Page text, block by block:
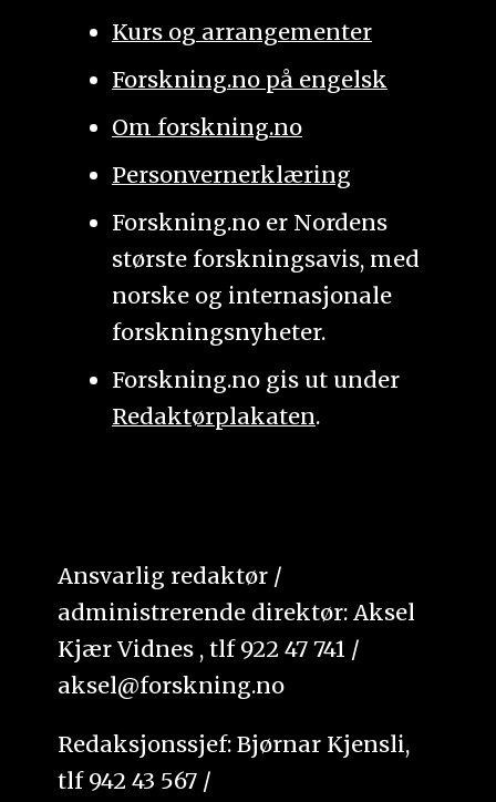
Kurs og arrangementer
Forskning.no på engelsk
Om forskning.no
Personvernerklæring
Forskning.no er Nordens
største forskningsavis, med
norske og internasjonale
forskningsnyheter.
Forskning.no gis ut under
Redaktørplakaten.
Ansvarlig redaktør /
administrerende direktør: Aksel
Kjær Vidnes , tlf 922 47 741 /
aksel@forskning.no
Redaksjonssjef: Bjørnar Kjensli,
tlf 942 43 567 /